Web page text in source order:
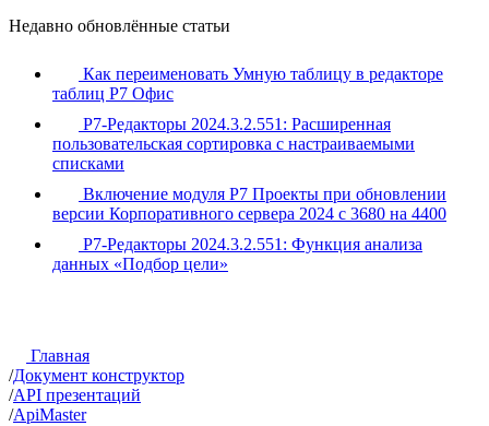
Недавно обновлённые статьи
Как переименовать Умную таблицу в редакторе
таблиц Р7 Офис
Р7-Редакторы 2024.3.2.551: Расширенная
пользовательская сортировка с настраиваемыми
списками
Включение модуля Р7 Проекты при обновлении
версии Корпоративного сервера 2024 с 3680 на 4400
Р7-Редакторы 2024.3.2.551: Функция анализа
данных «Подбор цели»
Главная
/Документ конструктор
/API презентаций
/ApiMaster